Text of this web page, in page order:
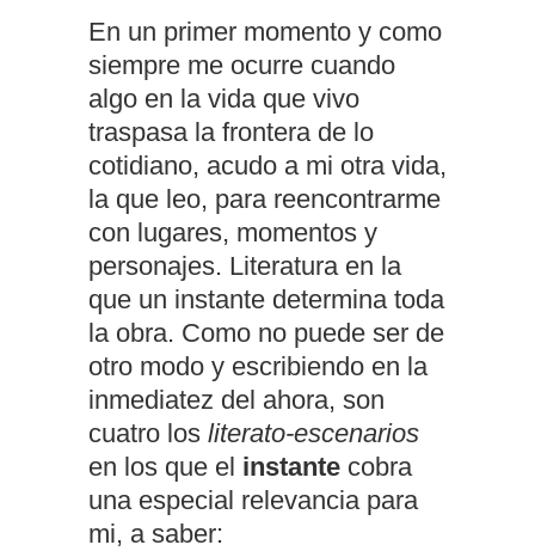
En un primer momento y como
siempre me ocurre cuando
algo en la vida que vivo
traspasa la frontera de lo
cotidiano, acudo a mi otra vida,
la que leo, para reencontrarme
con lugares, momentos y
personajes. Literatura en la
que un instante determina toda
la obra. Como no puede ser de
otro modo y escribiendo en la
inmediatez del ahora, son
cuatro los literato-escenarios
en los que el instante cobra
una especial relevancia para
mi, a saber: